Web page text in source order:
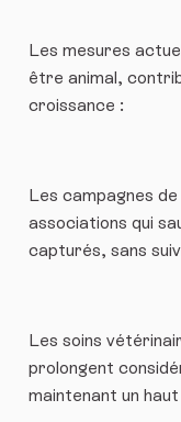
Les mesures
être animal,
croissance :
Les campagnes
associations qui
capturés, sans
Les soins
prolongent
maintenant un